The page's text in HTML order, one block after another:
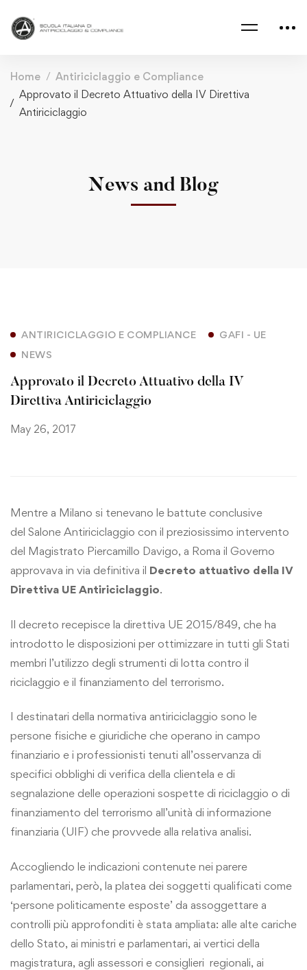
Home
Antiriciclaggio e Compliance
Approvato il Decreto Attuativo della IV Direttiva
Antiriciclaggio
News and Blog
ANTIRICICLAGGIO E COMPLIANCE
GAFI - UE
NEWS
Approvato il Decreto Attuativo della IV
Direttiva Antiriciclaggio
May 26, 2017
Mentre a Milano si tenevano le battute conclusive
del Salone Antiriciclaggio con il preziosissimo intervento
del Magistrato Piercamillo Davigo, a Roma il Governo
approvava in via definitiva il Decreto attuativo della IV
Direttiva UE Antiriciclaggio.
Il decreto recepisce la direttiva UE 2015/849, che ha
introdotto le disposizioni per ottimizzare in tutti gli Stati
membri l’utilizzo degli strumenti di lotta contro il
riciclaggio e il finanziamento del terrorismo.
I destinatari della normativa antiriciclaggio sono le
persone fisiche e giuridiche che operano in campo
finanziario e i professionisti tenuti all’osservanza di
specifici obblighi di verifica della clientela e di
segnalazione delle operazioni sospette di riciclaggio o di
finanziamento del terrorismo all’unità di informazione
finanziaria (UIF) che provvede alla relativa analisi.
Accogliendo le indicazioni contenute nei parere
parlamentari, però, la platea dei soggetti qualificati come
‘persone politicamente esposte’ da assoggettare a
controlli più approfonditi è stata ampliata: alle alte cariche
dello Stato, ai ministri e parlamentari, ai vertici della
magistratura, agli assessori e consiglieri regionali, ai